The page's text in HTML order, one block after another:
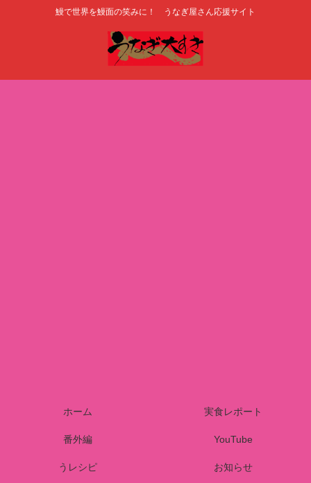
鰻で世界を鰻面の笑みに！ うなぎ屋さん応援サイト
ホーム 実食レポート
番外編 YouTube
うレシピ お知らせ